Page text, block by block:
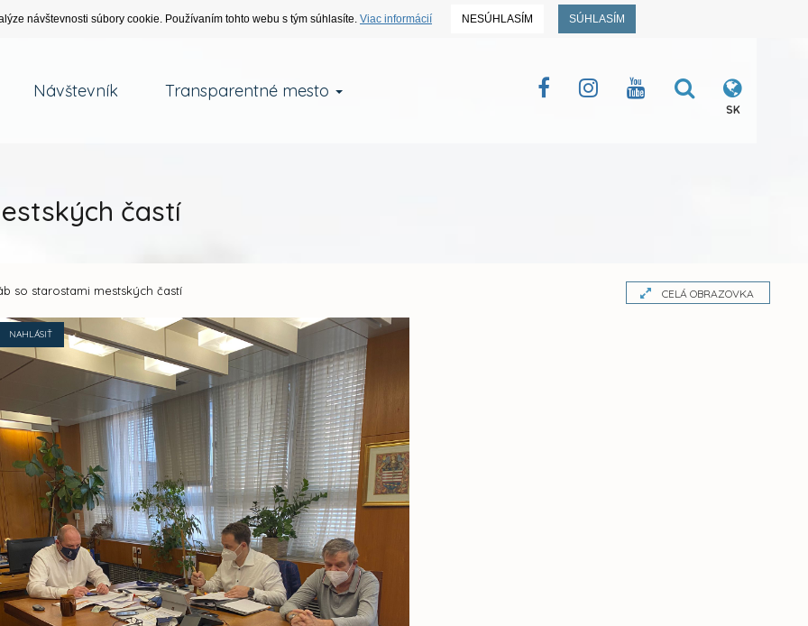
návštevnosti súbory cookie. Používaním tohto webu s tým súhlasíte. Viac informácií NESÚHLASÍM SÚHLASÍM
Návštevník Transparentné mesto
SK
častí
so starostami mestských častí CELÁ OBRAZOVKA
NAHLÁSIŤ